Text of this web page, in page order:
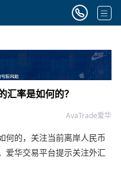
汇率是如何的？
AvaTrade爱华
的，关注当前离岸人民币
爱华交易平台提示关注外汇